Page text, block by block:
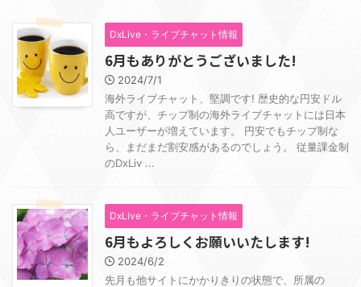
DxLive・ライブチャット情報
6月もありがとうございました!
2024/7/1
海外ライブチャット、堅調です! 歴史的な円安ドル
高ですが、チップ制の海外ライブチャットには日本
人ユーザーが増えています。 円安でもチップ制な
ら、まだまだ割安感があるのでしょう。 従量課金制
のDxLiv ...
DxLive・ライブチャット情報
6月もよろしくお願いいたします!
2024/6/2
先月も他サイトにかかりきりの状態で、所属の